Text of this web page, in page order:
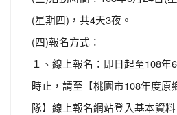
(星期四)，共4天3夜。
(四)報名方式：
１、線上報名：即日起至108
時止，請至【桃園市108年度原
隊】線上報名網站登入基本資料